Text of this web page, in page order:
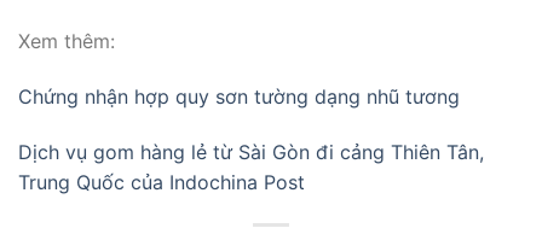
Xem thêm:
Chứng nhận hợp quy sơn tường dạng nhũ tương
Dịch vụ gom hàng lẻ từ Sài Gòn đi cảng Thiên Tân,
Trung Quốc của Indochina Post